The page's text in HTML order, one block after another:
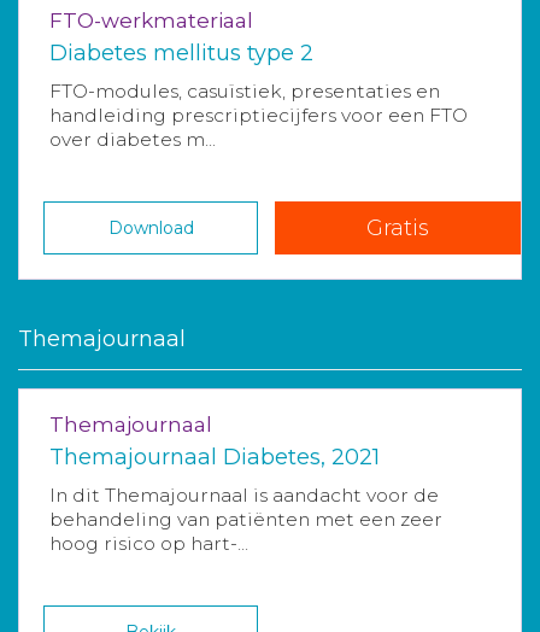
FTO-werkmateriaal
Diabetes mellitus type 2
FTO-modules, casuïstiek, presentaties en
handleiding prescriptiecijfers voor een FTO
over diabetes m...
Download Gratis
Themajournaal
Themajournaal
Themajournaal Diabetes, 2021
In dit Themajournaal is aandacht voor de
behandeling van patiënten met een zeer
hoog risico op hart-...